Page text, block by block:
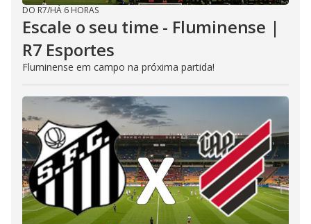
DO R7/HÁ 6 HORAS
Escale o seu time - Fluminense |
R7 Esportes
Fluminense em campo na próxima partida!